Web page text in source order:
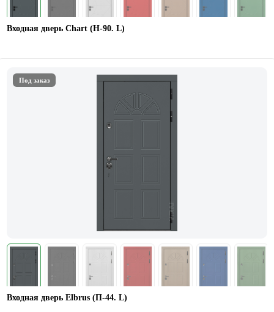
Входная дверь Chart (Н-90. L)
Под заказ
Входная дверь Elbrus (П-44. L)